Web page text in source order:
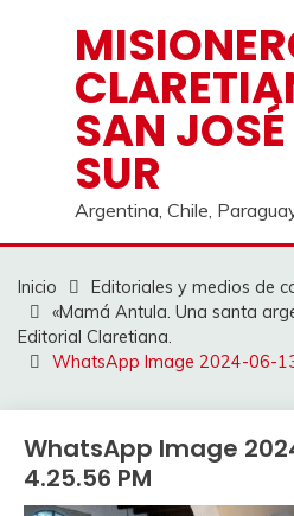
contenido
SAN JOSÉ
SUR
Argentina, Chile,
Inicio
Editoriales y medios de
«Mamá Antula. Una santa
Editorial Claretiana.
WhatsApp Image 2024-06-
WhatsApp Image
4.25.56 PM